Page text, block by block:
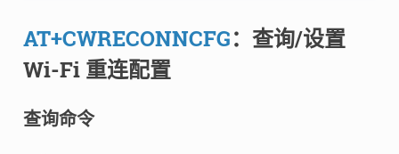
AT+CWRECONNCFG：查询/设置
Wi-Fi 重连配置
查询命令